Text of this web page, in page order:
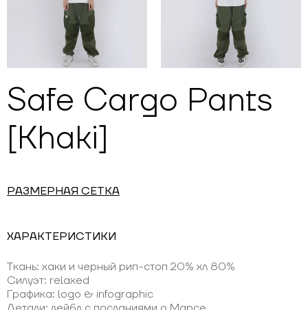
Safe Cargo Pants
[Khaki]
РАЗМЕРНАЯ СЕТКА
ХАРАКТЕРИСТИКИ
Ткань: хаки и черный рип-стоп 20% хл 80%
Силуэт: relaxed
Графика: logo & infographic